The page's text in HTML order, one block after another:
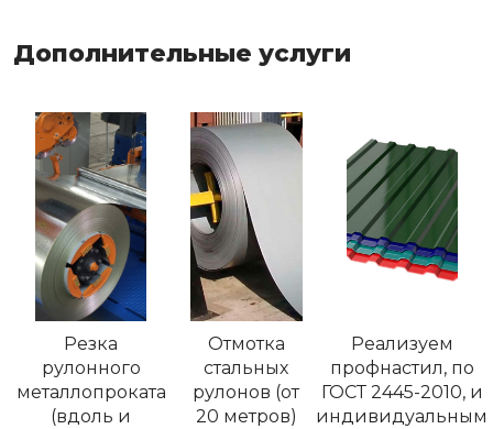
Дополнительные услуги
Резка
рулонного
металлопроката
(вдоль и
Отмотка
стальных
рулонов (от
20 метров)
Реализуем
профнастил, по
ГОСТ 2445-2010, и
индивидуальным